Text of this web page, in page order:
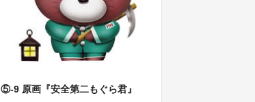
⑤-9 原画『安全第二もぐら君』